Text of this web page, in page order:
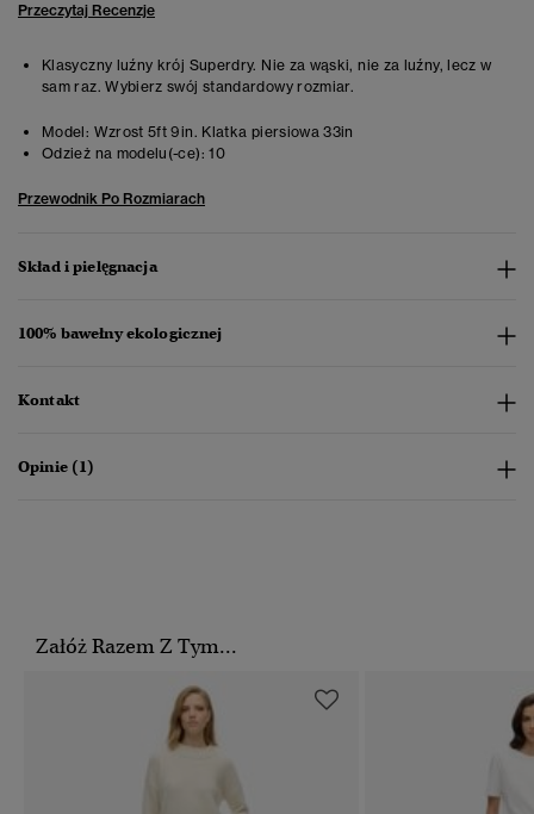
Przeczytaj Recenzje
Klasyczny luźny krój Superdry. Nie za wąski, nie za luźny, lecz w
sam raz. Wybierz swój standardowy rozmiar.
Model: Wzrost 5ft 9in. Klatka piersiowa 33in
Odzież na modelu(-ce): 10
Przewodnik Po Rozmiarach
Skład i pielęgnacja
100% bawełny ekologicznej
Kontakt
Opinie (1)
Załóż Razem Z Tym...